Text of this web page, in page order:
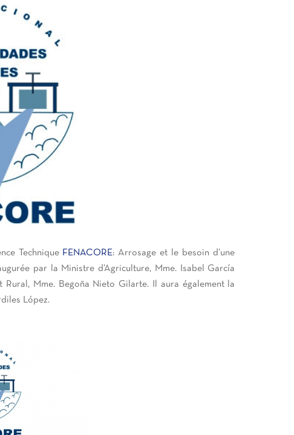
Technique FENACORE: Arrosage et le besoin d’une
par la Ministre d’Agriculture, Mme. Isabel García
Mme. Begoña Nieto Gilarte. Il aura également la
López.